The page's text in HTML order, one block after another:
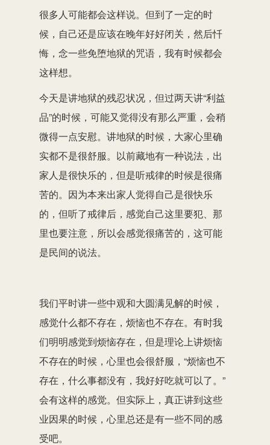
很多人可能都会这样说。但到了一定的时
候，自己还是应该在晚年好好闭关，然后忏
悔，念一些免堕地狱的咒语，我有时候都会
这样想。
今天是讲地狱的残忍状况，但过两天讲“利益
品”的时候，可能又觉得没有那么严重，会稍
微得一点安慰。讲地狱的时候，大家心里确
实都不是很舒服。以前藏地有一种说法，出
家人是很快乐的，但是听戒律的时候是很痛
苦的。因为本来出家人觉得自己是很快乐
的，但听了戒律后，感觉自己这里要犯、那
里也要注意，所以会感觉很痛苦的，这可能
是民间的说法。
我们平时讲一些中观和大圆满见解的时候，
感觉什么都不存在，烦恼也不存在。有时我
们明明感觉到烦恼存在，但是理论上讲烦恼
不存在的时候，心里也会很舒服，“烦恼也不
存在，什么事都没有，我好好吃就可以了。”
会有这样的感觉。但实际上，真正讲到这些
业因果的时候，心里总还是有一些不同的感
受吧。